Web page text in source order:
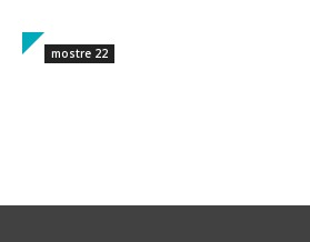
mostre 22